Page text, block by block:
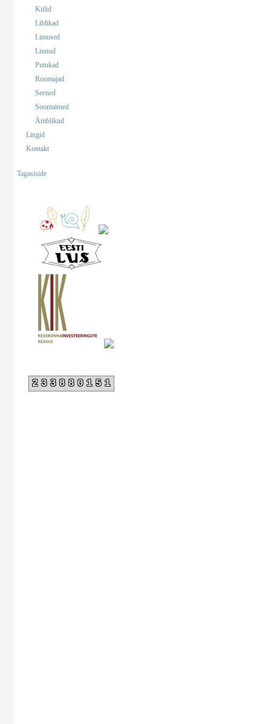
Kiilid
Liblikad
Limused
Linnud
Putukad
Roomajad
Seened
Soontaimed
Ämblikud
Lingid
Kontakt
Tagasiside
233880151